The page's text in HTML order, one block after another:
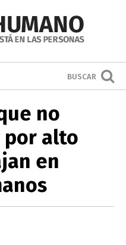
BUSCAR
no
por alto
en